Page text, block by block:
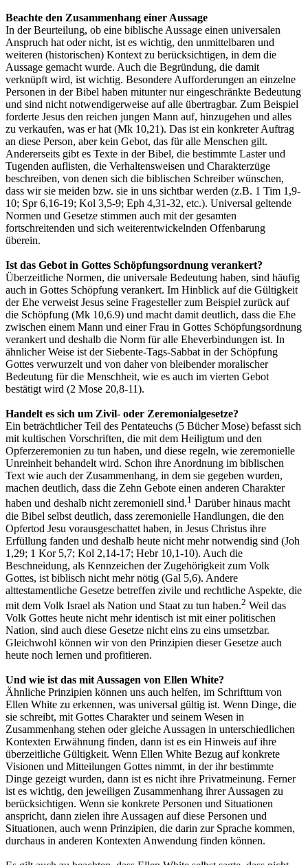
Beachte den Zusammenhang einer Aussage
In der Beurteilung, ob eine biblische Aussage einen universalen
Anspruch hat oder nicht, ist es wichtig, den unmittelbaren und
weiteren (historischen) Kontext zu berücksichtigen, in dem die
Aussage gemacht wurde. Auch die Begründung, die damit
verknüpft wird, ist wichtig. Besondere Aufforderungen an einzelne
Personen in der Bibel haben mitunter nur eingeschränkte Bedeutung
und sind nicht notwendigerweise auf alle übertragbar. Zum Beispiel
forderte Jesus den reichen jungen Mann auf, hinzugehen und alles
zu verkaufen, was er hat (Mk 10,21). Das ist ein konkreter Auftrag
an diese Person, aber kein Gebot, das für alle Menschen gilt.
Andererseits gibt es Texte in der Bibel, die bestimmte Laster und
Tugenden auflisten, die Verhaltensweisen und Charakterzüge
beschreiben, von denen sich die biblischen Schreiber wünschen,
dass wir sie meiden bzw. sie in uns sichtbar werden (z.B. 1 Tim 1,9-
10; Spr 6,16-19; Kol 3,5-9; Eph 4,31-32, etc.). Universal geltende
Normen und Gesetze stimmen auch mit der gesamten
fortschreitenden und sich weiterentwickelnden Offenbarung
überein.
Ist das Gebot in Gottes Schöpfungsordnung verankert?
Überzeitliche Normen, die universale Bedeutung haben, sind häufig
auch in Gottes Schöpfung verankert. Im Hinblick auf die Gültigkeit
der Ehe verweist Jesus seine Fragesteller zum Beispiel zurück auf
die Schöpfung (Mk 10,6.9) und macht damit deutlich, dass die Ehe
zwischen einem Mann und einer Frau in Gottes Schöpfungsordnung
verankert und deshalb die Norm für alle Eheverbindungen ist. In
ähnlicher Weise ist der Siebente-Tags-Sabbat in der Schöpfung
Gottes verwurzelt und von daher von bleibender moralischer
Bedeutung für die Menschheit, wie es auch im vierten Gebot
bestätigt wird (2 Mose 20,8-11).
Handelt es sich um Zivil- oder Zeremonialgesetze?
Ein beträchtlicher Teil des Pentateuchs (5 Bücher Mose) befasst sich
mit kultischen Vorschriften, die mit dem Heiligtum und den
Opferzeremonien zu tun haben, und diese regeln, wie zeremonielle
Unreinheit behandelt wird. Schon ihre Anordnung im biblischen
Text wie auch der Zusammenhang, in dem sie gegeben wurden,
machen deutlich, dass die Zehn Gebote einen anderen Charakter
haben und deshalb nicht zeremoniell sind.1 Darüber hinaus macht
die Bibel selbst deutlich, dass zeremonielle Handlungen, die den
Opfertod Jesu vorausgeschattet haben, in Jesus Christus ihre
Erfüllung fanden und deshalb heute nicht mehr notwendig sind (Joh
1,29; 1 Kor 5,7; Kol 2,14-17; Hebr 10,1-10). Auch die
Beschneidung, als Kennzeichen der Zugehörigkeit zum Volk
Gottes, ist biblisch nicht mehr nötig (Gal 5,6). Andere
alttestamentliche Gesetze betreffen zivile und rechtliche Aspekte, die
mit dem Volk Israel als Nation und Staat zu tun haben.2 Weil das
Volk Gottes heute nicht mehr identisch ist mit einer politischen
Nation, sind auch diese Gesetze nicht eins zu eins umsetzbar.
Gleichwohl können wir von den Prinzipien dieser Gesetze auch
heute noch lernen und profitieren.
Und wie ist das mit Aussagen von Ellen White?
Ähnliche Prinzipien können uns auch helfen, im Schrifttum von
Ellen White zu erkennen, was universal gültig ist. Wenn Dinge, die
sie schreibt, mit Gottes Charakter und seinem Wesen in
Zusammenhang stehen oder gleiche Aussagen in unterschiedlichen
Kontexten Erwähnung finden, dann ist es ein Hinweis auf ihre
überzeitliche Gültigkeit. Wenn Ellen White Bezug auf konkrete
Visionen und Mitteilungen Gottes nimmt, in der ihr bestimmte
Dinge gezeigt wurden, dann ist es nicht ihre Privatmeinung. Ferner
ist es wichtig, den jeweiligen Zusammenhang ihrer Aussagen zu
berücksichtigen. Wenn sie konkrete Personen und Situationen
anspricht, dann zielen ihre Aussagen auf diese Personen und
Situationen, auch wenn Prinzipien, die darin zur Sprache kommen,
durchaus in anderen Kontexten Anwendung finden können.